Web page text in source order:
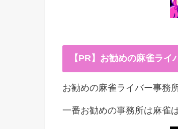
【PR】お勧めの麻雀ライ
お勧めの麻雀ライバー事務
一番お勧めの事務所は麻雀